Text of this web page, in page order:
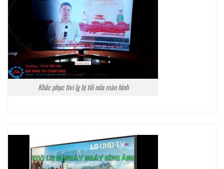
Khắc phục tivi lg bị tối nửa màn hình